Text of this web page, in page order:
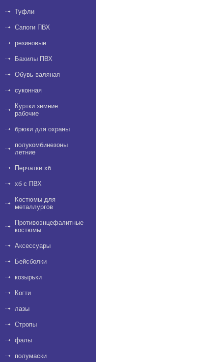
Туфли
Сапоги ПВХ
резиновые
Бахилы ПВХ
Обувь валяная
суконная
Куртки зимние
рабочие
брюки для охраны
полукомбинезоны
летние
Перчатки хб
хб с ПВХ
Костюмы для
металлургов
Противоэнцефалитные
костюмы
Аксессуары
Бейсболки
козырьки
Когти
лазы
Стропы
фалы
полумаски